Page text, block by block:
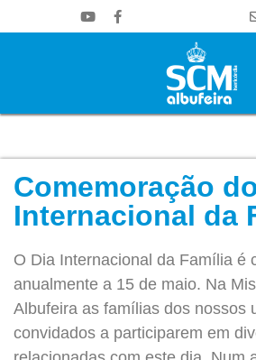
Comemoração
Internacional da
O Dia Internacional da Família é
anualmente a 15 de maio. Na
Albufeira as famílias dos nossos
convidados a participarem em